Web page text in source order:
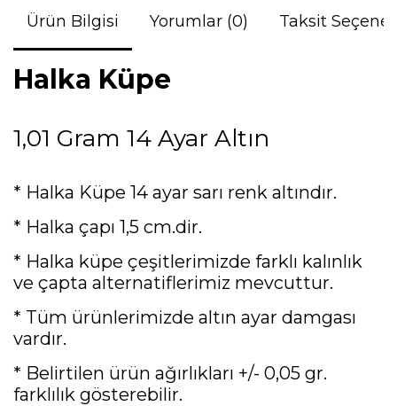
Ürün Bilgisi Yorumlar (0) Taksit
Halka Küpe
1,01 Gram 14 Ayar Altın
* Halka Küpe 14 ayar sarı renk altındır.
* Halka çapı 1,5 cm.dir.
* Halka küpe çeşitlerimizde farklı kalınlık
ve çapta alternatiflerimiz mevcuttur.
* Tüm ürünlerimizde altın ayar damgası
vardır.
* Belirtilen ürün ağırlıkları +/- 0,05 gr.
farklılık gösterebilir.